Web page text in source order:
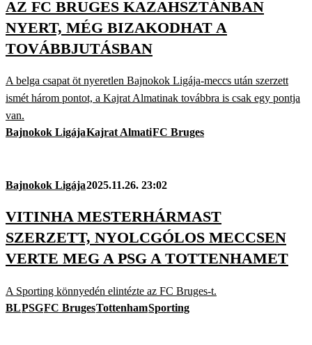
AZ FC BRUGES KAZAHSZTÁNBAN
NYERT, MÉG BIZAKODHAT A
TOVÁBBJUTÁSBAN
A belga csapat öt nyeretlen Bajnokok Ligája-meccs után szerzett
ismét három pontot, a Kajrat Almatinak továbbra is csak egy pontja
van.
Bajnokok LigájaKajrat AlmatiFC Bruges
Bajnokok Ligája2025.11.26. 23:02
VITINHA MESTERHÁRMAST
SZERZETT, NYOLCGÓLOS MECCSEN
VERTE MEG A PSG A TOTTENHAMET
A Sporting könnyedén elintézte az FC Bruges-t.
BLPSGFC BrugesTottenhamSporting